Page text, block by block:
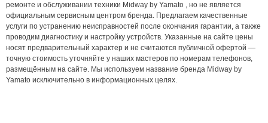
ремонте и обслуживании техники Midway by Yamato , но не является
официальным сервисным центром бренда. Предлагаем качественные
услуги по устранению неисправностей после окончания гарантии, а также
проводим диагностику и настройку устройств. Указанные на сайте цены
носят предварительный характер и не считаются публичной офертой —
точную стоимость уточняйте у наших мастеров по номерам телефонов,
размещённым на сайте. Мы используем название бренда Midway by
Yamato исключительно в информационных целях.